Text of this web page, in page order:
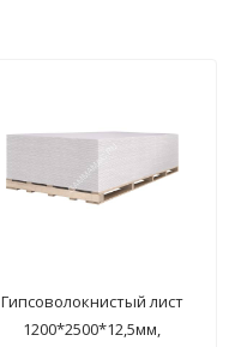
Гипсоволокнистый лист
1200*2500*12,5мм,